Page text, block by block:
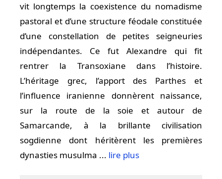
vit longtemps la coexistence du nomadisme
pastoral et d’une structure féodale constituée
d’une constellation de petites seigneuries
indépendantes. Ce fut Alexandre qui fit
rentrer la Transoxiane dans l’histoire.
L’héritage grec, l’apport des Parthes et
l’influence iranienne donnèrent naissance,
sur la route de la soie et autour de
Samarcande, à la brillante civilisation
sogdienne dont héritèrent les premières
dynasties musulma ... lire plus